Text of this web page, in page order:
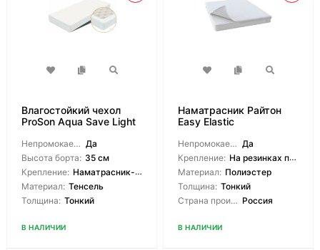
Влагостойкий чехол
ProSon Aqua Save Light
Непромокаемый: Да
Высота борта: 35 см
Крепление: Наматрасник-чехол
Материал: Тенсель
Толщина: Тонкий
В НАЛИЧИИ
Наматрасник Райтон
Easy Elastic
Непромокаемый: Да
Крепление: На резинках по углам
Материал: Полиэстер
Толщина: Тонкий
Страна производитель: Россия
В НАЛИЧИИ